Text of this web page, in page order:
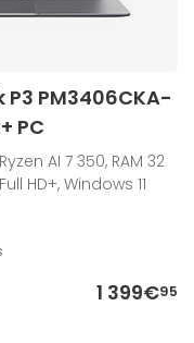
P3 PM3406CKA-
PC
AI 7 350, RAM 32
HD+, Windows 11
1 399€95